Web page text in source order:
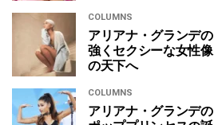
COLUMNS
アリアナ・グランデ
強くセクシーな女性
の天下へ
COLUMNS
アリアナ・グランデ